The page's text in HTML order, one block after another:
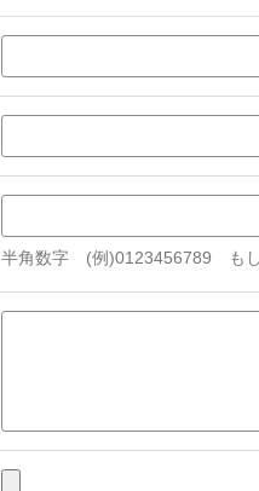
半角数字 (例)0123456789 も